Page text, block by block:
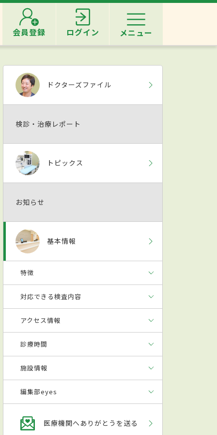
会員登録 ログイン メニュー
ドクターズファイル
検診・治療レポート
トピックス
お知らせ
基本情報
特徴
対応できる検査内容
アクセス情報
診療時間
施設情報
編集部eyes
医療機関へありがとうを送る